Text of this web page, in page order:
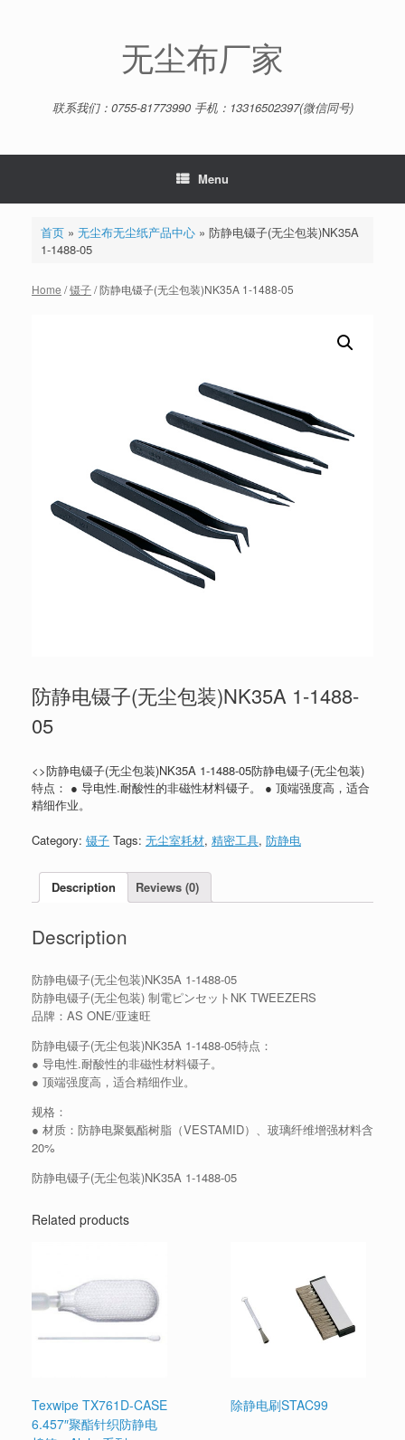
无尘布厂家
联系我们：0755-81773990 手机：13316502397(微信同号)
Menu
首页» 无尘布无尘纸产品中心» 防静电镊子(无尘包装)NK35A
1-1488-05
Home /镊子/ 防静电镊子(无尘包装)NK35A 1-1488-05
防静电镊子(无尘包装)NK35A 1-1488-
05
<>防静电镊子(无尘包装)NK35A 1-1488-05防静电镊子(无尘包装)
特点： ● 导电性.耐酸性的非磁性材料镊子。 ● 顶端强度高，适合
精细作业。
Category: 镊子 Tags: 无尘室耗材, 精密工具, 防静电
Description Reviews (0)
Description
防静电镊子(无尘包装)NK35A 1-1488-05
防静电镊子(无尘包装) 制電ピンセットNK TWEEZERS
品牌：AS ONE/亚速旺
防静电镊子(无尘包装)NK35A 1-1488-05特点：
● 导电性.耐酸性的非磁性材料镊子。
● 顶端强度高，适合精细作业。
规格：
● 材质：防静电聚氨酯树脂（VESTAMID）、玻璃纤维增强材料含
20%
防静电镊子(无尘包装)NK35A 1-1488-05
Related products
Texwipe TX761D-CASE
6.457″聚酯针织防静电
除静电刷STAC99